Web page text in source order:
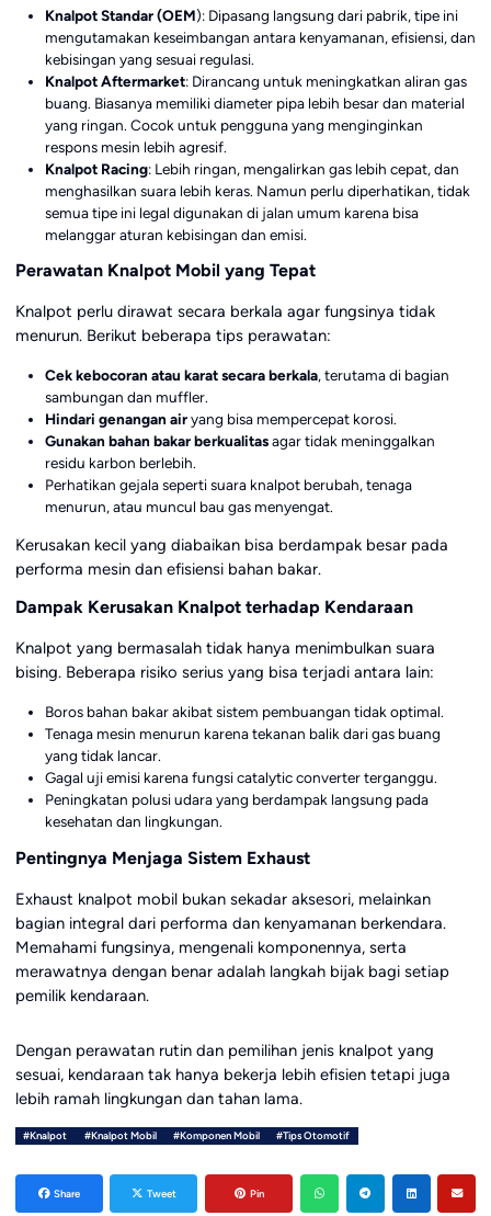
Knalpot Standar (OEM): Dipasang langsung dari pabrik, tipe ini
mengutamakan keseimbangan antara kenyamanan, efisiensi, dan
kebisingan yang sesuai regulasi.
Knalpot Aftermarket: Dirancang untuk meningkatkan aliran gas
buang. Biasanya memiliki diameter pipa lebih besar dan material
yang ringan. Cocok untuk pengguna yang menginginkan
respons mesin lebih agresif.
Knalpot Racing: Lebih ringan, mengalirkan gas lebih cepat, dan
menghasilkan suara lebih keras. Namun perlu diperhatikan, tidak
semua tipe ini legal digunakan di jalan umum karena bisa
melanggar aturan kebisingan dan emisi.
Perawatan Knalpot Mobil yang Tepat
Knalpot perlu dirawat secara berkala agar fungsinya tidak
menurun. Berikut beberapa tips perawatan:
Cek kebocoran atau karat secara berkala, terutama di bagian
sambungan dan muffler.
Hindari genangan airyang bisa mempercepat korosi.
Gunakan bahan bakar berkualitasagar tidak meninggalkan
residu karbon berlebih.
Perhatikan gejala seperti suara knalpot berubah, tenaga
menurun, atau muncul bau gas menyengat.
Kerusakan kecil yang diabaikan bisa berdampak besar pada
performa mesin dan efisiensi bahan bakar.
Dampak Kerusakan Knalpot terhadap Kendaraan
Knalpot yang bermasalah tidak hanya menimbulkan suara
bising. Beberapa risiko serius yang bisa terjadi antara lain:
Boros bahan bakar akibat sistem pembuangan tidak optimal.
Tenaga mesin menurun karena tekanan balik dari gas buang
yang tidak lancar.
Gagal uji emisi karena fungsi catalytic converter terganggu.
Peningkatan polusi udara yang berdampak langsung pada
kesehatan dan lingkungan.
Pentingnya Menjaga Sistem Exhaust
Exhaust knalpot mobil bukan sekadar aksesori, melainkan
bagian integral dari performa dan kenyamanan berkendara.
Memahami fungsinya, mengenali komponennya, serta
merawatnya dengan benar adalah langkah bijak bagi setiap
pemilik kendaraan.
Dengan perawatan rutin dan pemilihan jenis knalpot yang
sesuai, kendaraan tak hanya bekerja lebih efisien tetapi juga
lebih ramah lingkungan dan tahan lama.
#Knalpot #Knalpot Mobil #Komponen Mobil #Tips Otomotif
Share Tweet Pin